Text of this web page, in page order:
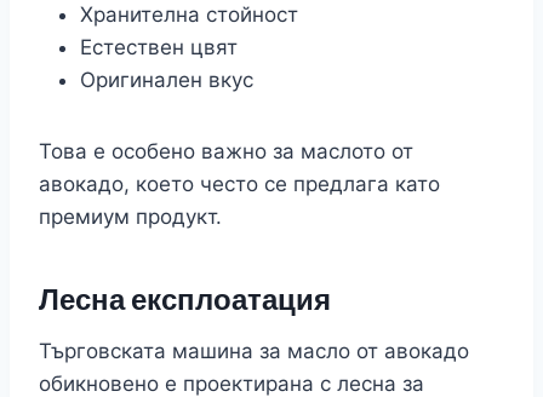
Хранителна стойност
Естествен цвят
Оригинален вкус
Това е особено важно за маслото от
авокадо, което често се предлага като
премиум продукт.
Лесна експлоатация
Търговската машина за масло от авокадо
обикновено е проектирана с лесна за